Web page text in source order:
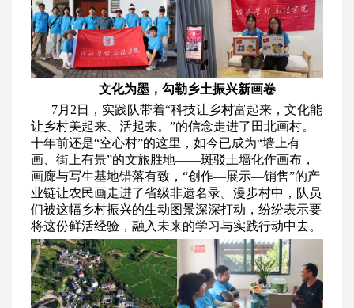
文化为墨，勾勒乡土振兴新画卷
7月2日，实践队带着“科技让乡村富起来，文化能
让乡村美起来、活起来。”的信念走进了田北画村。
十年前还是“空心村”的这里，如今已成为“墙上有
画、街上有景”的文旅胜地——斑驳土墙化作画布，
画廊与写生基地错落有致，“创作—展示—销售”的产
业链让农民画走进了省级非遗名录。漫步村中，队员
们被这幅乡村振兴的生动图景深深打动，纷纷表示要
将这份鲜活经验，融入未来的学习与实践行动中去。